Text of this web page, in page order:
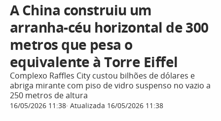
A China construiu um
arranha-céu horizontal de 300
metros que pesa o
equivalente à Torre Eiffel
Complexo Raffles City custou bilhões de dólares e
abriga mirante com piso de vidro suspenso no vazio a
250 metros de altura
16/05/2026 11:38 Atualizada 16/05/2026 11:38